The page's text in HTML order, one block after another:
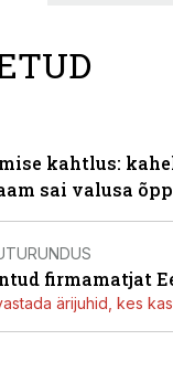
kahtlus:
sai valusa
firmamatjat
ärijuhid, kes